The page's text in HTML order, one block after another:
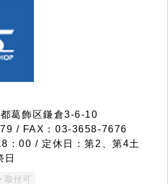
葛飾区鎌倉3-6-10
/ FAX：03-3658-7676
：00 / 定休日：第2、第4土
日
取付可